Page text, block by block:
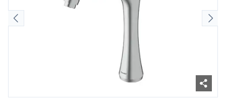
اسلاید قبلی